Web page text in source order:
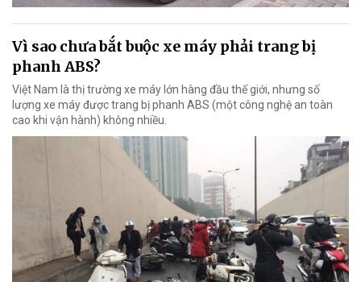
Vì sao chưa bắt buộc xe máy phải trang bị
phanh ABS?
Việt Nam là thị trường xe máy lớn hàng đầu thế giới, nhưng số
lượng xe máy được trang bị phanh ABS (một công nghệ an toàn
cao khi vận hành) không nhiều.